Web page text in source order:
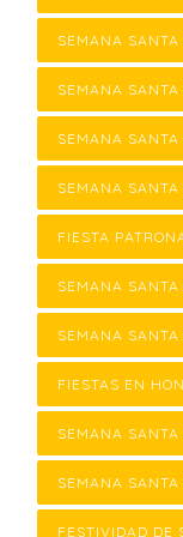
SEMANA
SEMANA
SEMANA
SEMANA
FIESTA
SEMANA
SEMANA
FIESTAS EN
SEMANA
SEMANA
FESTIVIDAD DE